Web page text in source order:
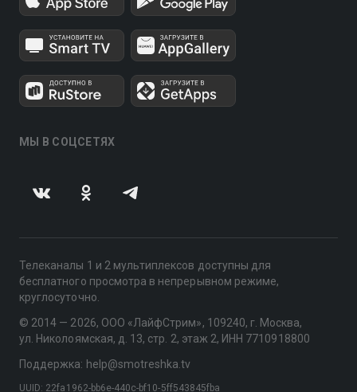
МЫ В СОЦСЕТЯХ
Телеканалы 1 и 2 мультиплексов доступны для
бесплатного просмотра в непрерывном режиме,
круглосуточно.
© 2014 — 2026, ООО «ЛайфСтрим», 109240, г. Москва,
ул. Николоямская, д. 13, стр. 2, этаж 2, ИНН 7710918800
Поддержка: help@smotreshka.tv
UUID: 22fa1962-bb6e-440c-bf10-5ff543845fba